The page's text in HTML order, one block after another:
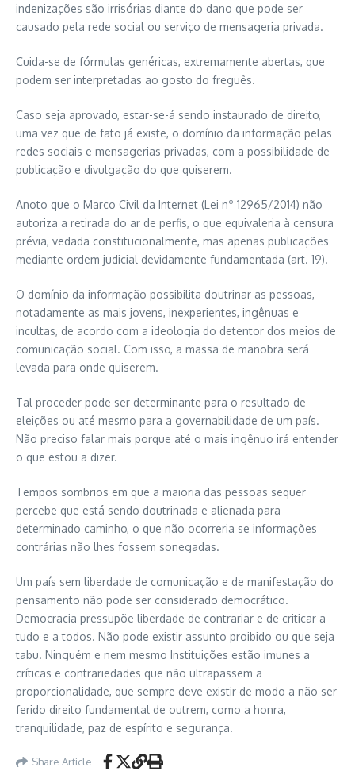
indenizações são irrisórias diante do dano que pode ser
causado pela rede social ou serviço de mensageria privada.
Cuida-se de fórmulas genéricas, extremamente abertas, que
podem ser interpretadas ao gosto do freguês.
Caso seja aprovado, estar-se-á sendo instaurado de direito,
uma vez que de fato já existe, o domínio da informação pelas
redes sociais e mensagerias privadas, com a possibilidade de
publicação e divulgação do que quiserem.
Anoto que o Marco Civil da Internet (Lei nº 12965/2014) não
autoriza a retirada do ar de perfis, o que equivaleria à censura
prévia, vedada constitucionalmente, mas apenas publicações
mediante ordem judicial devidamente fundamentada (art. 19).
O domínio da informação possibilita doutrinar as pessoas,
notadamente as mais jovens, inexperientes, ingênuas e
incultas, de acordo com a ideologia do detentor dos meios de
comunicação social. Com isso, a massa de manobra será
levada para onde quiserem.
Tal proceder pode ser determinante para o resultado de
eleições ou até mesmo para a governabilidade de um país.
Não preciso falar mais porque até o mais ingênuo irá entender
o que estou a dizer.
Tempos sombrios em que a maioria das pessoas sequer
percebe que está sendo doutrinada e alienada para
determinado caminho, o que não ocorreria se informações
contrárias não lhes fossem sonegadas.
Um país sem liberdade de comunicação e de manifestação do
pensamento não pode ser considerado democrático.
Democracia pressupõe liberdade de contrariar e de criticar a
tudo e a todos. Não pode existir assunto proibido ou que seja
tabu. Ninguém e nem mesmo Instituições estão imunes a
críticas e contrariedades que não ultrapassem a
proporcionalidade, que sempre deve existir de modo a não ser
ferido direito fundamental de outrem, como a honra,
tranquilidade, paz de espírito e segurança.
Share Article